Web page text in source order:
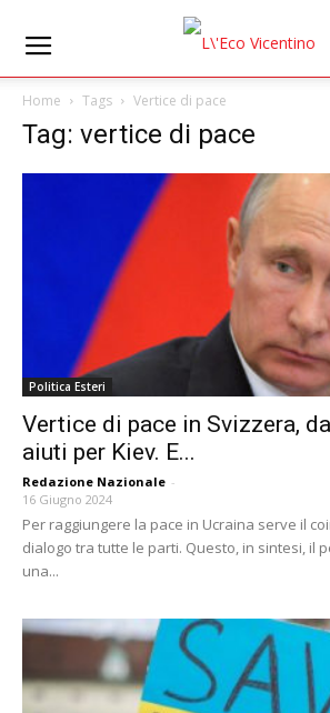
Home Tags Vertice di pace
Tag: vertice di pace
Politica Esteri
Vertice di pace in Svizzera,
aiuti per Kiev. E...
Redazione Nazionale -
16 Giugno 2024
Per raggiungere la pace in Ucraina serve il
dialogo tra tutte le parti. Questo, in sintesi, il
una...